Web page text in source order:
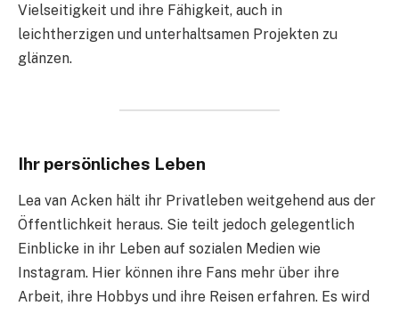
Vielseitigkeit und ihre Fähigkeit, auch in
leichtherzigen und unterhaltsamen Projekten zu
glänzen.
Ihr persönliches Leben
Lea van Acken hält ihr Privatleben weitgehend aus der
Öffentlichkeit heraus. Sie teilt jedoch gelegentlich
Einblicke in ihr Leben auf sozialen Medien wie
Instagram. Hier können ihre Fans mehr über ihre
Arbeit, ihre Hobbys und ihre Reisen erfahren. Es wird